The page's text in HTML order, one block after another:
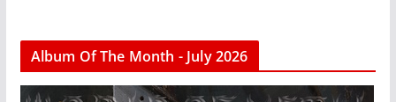
Album Of The Month - July 2026